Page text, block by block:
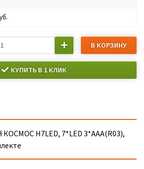
В КОРЗИНУ
КУПИТЬ В 1 КЛИК
H7LED, 7*LED 3*AAA(R03),